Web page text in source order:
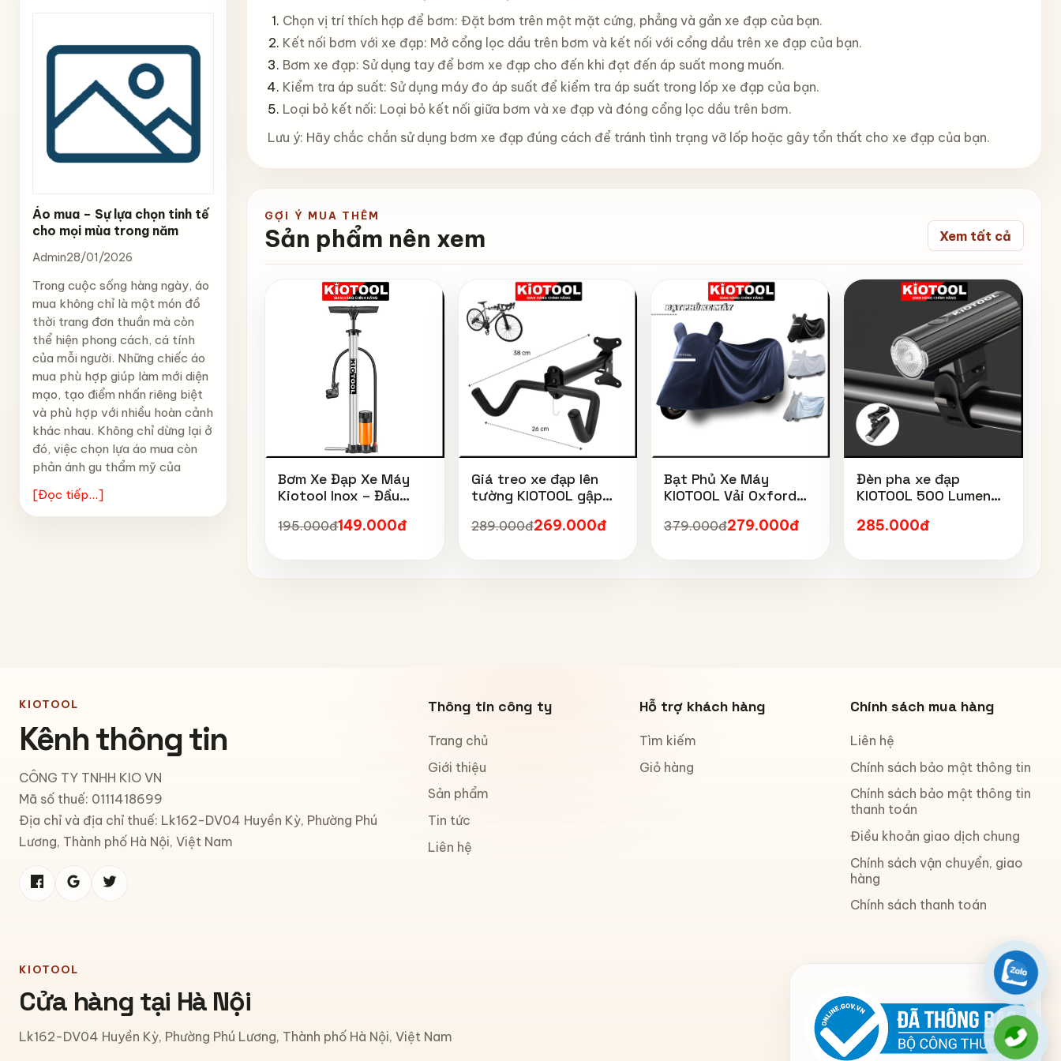
Áo mua – Sự lựa chọn tinh tế
cho mọi mùa trong năm
Admin28/01/2026
Trong cuộc sống hàng ngày, áo
mua không chỉ là một món đồ
thời trang đơn thuần mà còn
thể hiện phong cách, cá tính
của mỗi người. Những chiếc áo
mua phù hợp giúp làm mới diện
mạo, tạo điểm nhấn riêng biệt
và phù hợp với nhiều hoàn cảnh
khác nhau. Không chỉ dừng lại ở
đó, việc chọn lựa áo mua còn
phản ánh gu thẩm mỹ của
[Đọc tiếp...]
Chọn vị trí thích hợp để bơm: Đặt bơm trên một mặt cứng, phẳng và gần xe đạp của bạn.
Kết nối bơm với xe đạp: Mở cổng lọc dầu trên bơm và kết nối với cổng dầu trên xe đạp của bạn.
Bơm xe đạp: Sử dụng tay để bơm xe đạp cho đến khi đạt đến áp suất mong muốn.
Kiểm tra áp suất: Sử dụng máy đo áp suất để kiểm tra áp suất trong lốp xe đạp của bạn.
Loại bỏ kết nối: Loại bỏ kết nối giữa bơm và xe đạp và đóng cổng lọc dầu trên bơm.
Lưu ý: Hãy chắc chắn sử dụng bơm xe đạp đúng cách để tránh tình trạng vỡ lốp hoặc gây tổn thất cho xe đạp của bạn.
GỢI Ý MUA THÊM
Sản phẩm nên xem Xem tất cả
Bơm Xe Đạp Xe Máy
Kiotool Inox – Đầu
Bơm Bóng, Đồng Hồ
195.000đ149.000đ
Giá treo xe đạp lên
tường KIOTOOL gập
móc treo mũ bảo hiểm
289.000đ269.000đ
Bạt Phủ Xe Máy
KIOTOOL Vải Oxford
Nắng, Chống Mưa,
379.000đ279.000đ
Đèn pha xe đạp
KIOTOOL 500 Lumen
6603
285.000đ
KIOTOOL
Kênh thông tin
CÔNG TY TNHH KIO VN
Mã số thuế: 0111418699
Địa chỉ và địa chỉ thuế: Lk162-DV04 Huyền Kỳ, Phường Phú
Lương, Thành phố Hà Nội, Việt Nam
Thông tin công ty
Trang chủ
Giới thiệu
Sản phẩm
Tin tức
Liên hệ
Hỗ trợ khách hàng
Tìm kiếm
Giỏ hàng
Chính sách mua hàng
Liên hệ
Chính sách bảo mật thông tin
Chính sách bảo mật thông tin
thanh toán
Điều khoản giao dịch chung
Chính sách vận chuyển, giao
hàng
Chính sách thanh toán
KIOTOOL
Cửa hàng tại Hà Nội
Lk162-DV04 Huyền Kỳ, Phường Phú Lương, Thành phố Hà Nội, Việt Nam
Zalo
Gọi